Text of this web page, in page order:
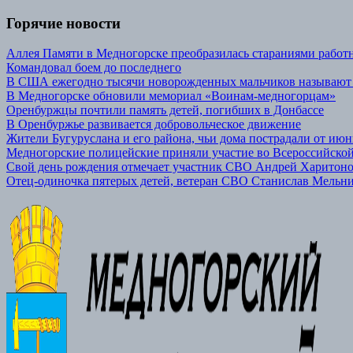
Горячие новости
Аллея Памяти в Медногорске преобразилась стараниями
Командовал боем до последнего
В США ежегодно тысячи новорожденных мальчиков
В Медногорске обновили мемориал «Воинам-медногорцам»
Оренбуржцы почтили память детей, погибших в Донбассе
В Оренбуржье развивается добровольческое движение
Жители Бугуруслана и его района, чьи дома пострадали от
Медногорские полицейские приняли участие во
Свой день рождения отмечает участник СВО Андрей
Отец-одиночка пятерых детей, ветеран СВО Станислав